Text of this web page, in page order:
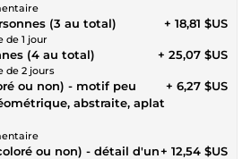
(3 au total)
de 1 jour
+ 18,81 $US
(4 au total)
de 2 jours
+ 25,07 $US
ou non) - motif peu
abstraite, aplat
+ 6,27 $US
ou non) - détail d'un+ 12,54 $US